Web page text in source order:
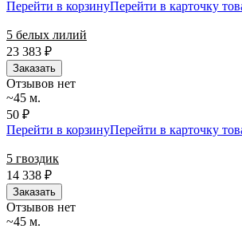
Перейти в корзинуПерейти в карточку
5 белых лилий
23 383 ₽
Заказать
Отзывов нет
~45 м.
50 ₽
Перейти в корзинуПерейти в карточку
5 гвоздик
14 338 ₽
Заказать
Отзывов нет
~45 м.